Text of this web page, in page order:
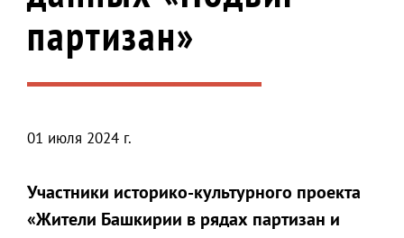
партизан»
01 июля 2024 г.
Участники историко-культурного проекта
«Жители Башкирии в рядах партизан и